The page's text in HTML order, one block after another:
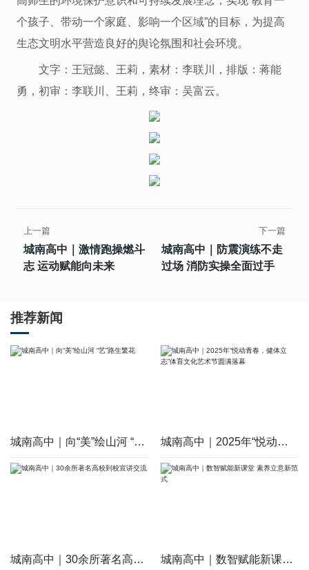
个孩子、带动一个家庭、影响一个区域”的目标，为提高
生态文明水平营造良好的舆论氛围和社会环境。
文字：王冠懿、王莉，素材：李联川，排版：蒋能
勇，初审：李联川、王莉，终审：吴富云。
上一篇
城南高中｜激情跑操燃斗
志 运动赋能向未来
下一篇
城南高中｜防震演练不走
过场 消防实操全面过手
推荐新闻
城南高中｜向“美”绘山河 “艺”路生繁花 城南高中｜2025年“悦动青春，健体立志”体育文化艺术节圆满落幕
城南高中｜30余所著名高校到校宣讲交流 城南高中｜数智赋能新课堂 素养立意新范式